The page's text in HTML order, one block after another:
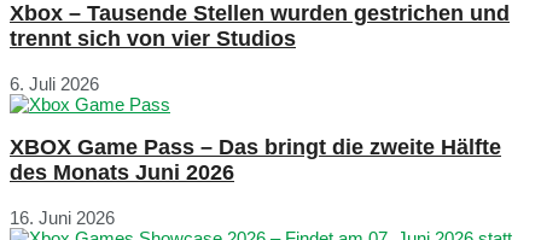
Xbox – Tausende Stellen wurden gestrichen und
trennt sich von vier Studios
6. Juli 2026
XBOX Game Pass – Das bringt die zweite Hälfte
des Monats Juni 2026
16. Juni 2026